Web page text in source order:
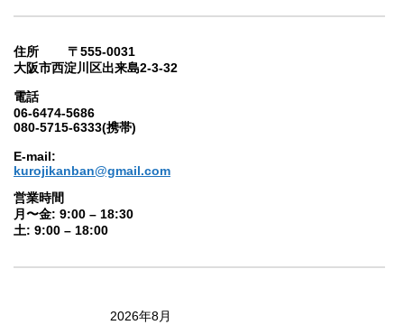
住所 〒555-0031
大阪市西淀川区出来島2-3-32
電話
06-6474-5686
080-5715-6333(携帯)
E-mail:
kurojikanban@gmail.com
営業時間
月〜金: 9:00 – 18:30
土: 9:00 – 18:00
2026年8月